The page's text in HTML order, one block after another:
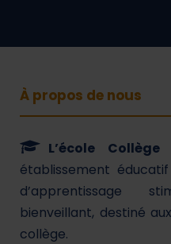
À propos de nous
L’école Collège
établissement
d’apprentissage
bienveillant, destiné
collège.